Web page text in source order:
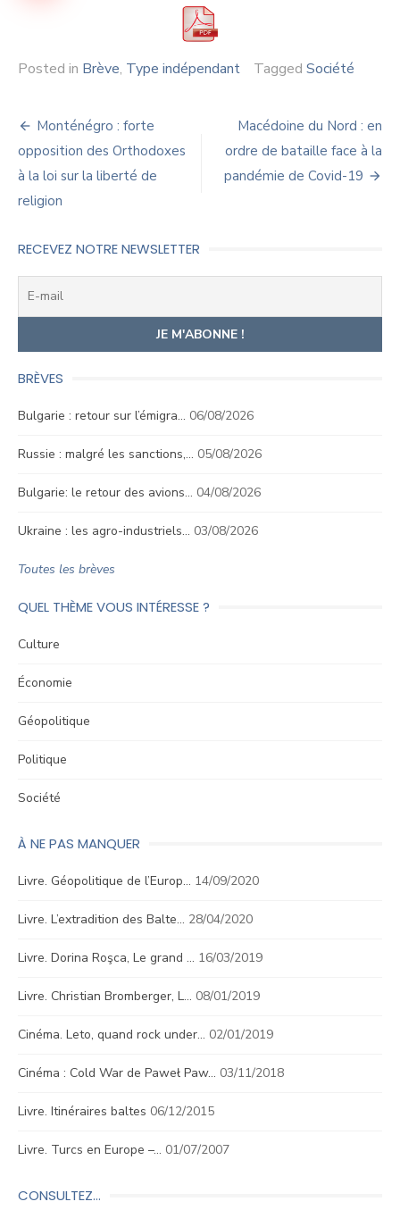
Posted in Brève, Type indépendant Tagged Société
Navigation
de
l’article
Monténégro : forte
opposition des Orthodoxes
à la loi sur la liberté de
religion
Macédoine du Nord : en
ordre de bataille face à la
pandémie de Covid-19
RECEVEZ NOTRE NEWSLETTER
BRÈVES
Bulgarie : retour sur l’émigra… 06/08/2026
Russie : malgré les sanctions,… 05/08/2026
Bulgarie: le retour des avions… 04/08/2026
Ukraine : les agro-industriels… 03/08/2026
Toutes les brèves
QUEL THÈME VOUS INTÉRESSE ?
Culture
Économie
Géopolitique
Politique
Société
À NE PAS MANQUER
Livre. Géopolitique de l’Europ… 14/09/2020
Livre. L’extradition des Balte… 28/04/2020
Livre. Dorina Roşca, Le grand … 16/03/2019
Livre. Christian Bromberger, L… 08/01/2019
Cinéma. Leto, quand rock under… 02/01/2019
Cinéma : Cold War de Paweł Paw… 03/11/2018
Livre. Itinéraires baltes 06/12/2015
Livre. Turcs en Europe –… 01/07/2007
CONSULTEZ…